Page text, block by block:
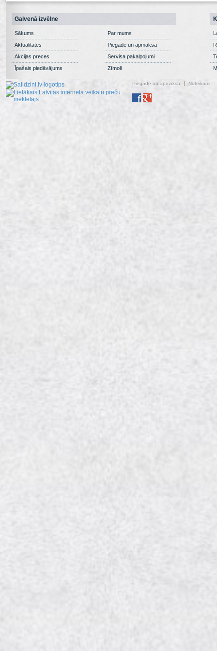
Galvenā izvēlne
Sākums
Aktualitātes
Akcijas preces
Īpašais piedāvājums
Par mums
Piegāde un apmaksa
Servisa pakalpojumi
Zīmoli
Piegāde un apmaksa Noteikumi